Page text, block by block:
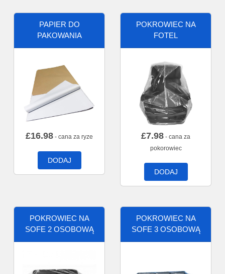
PAPIER DO
PAKOWANIA
£16.98 - cana za ryze
DODAJ
POKROWIEC NA
FOTEL
£7.98 - cana za
pokorowiec
DODAJ
POKROWIEC NA
SOFE 2 OSOBOWĄ
POKROWIEC NA
SOFE 3 OSOBOWĄ